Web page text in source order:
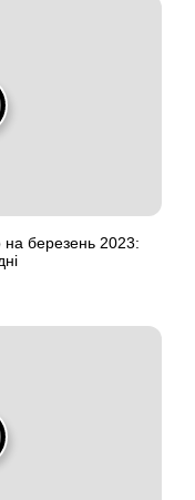
на березень 2023: